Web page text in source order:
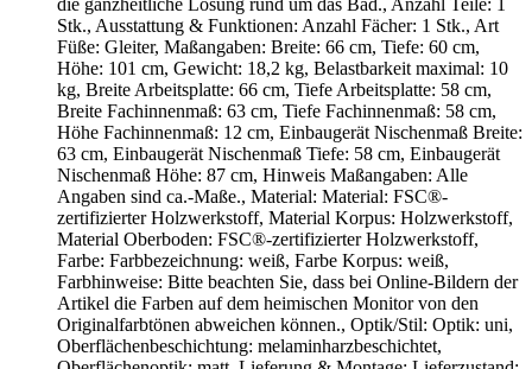
Stk., Ausstattung & Funktionen: Anzahl Fächer: 1 Stk., Art
Füße: Gleiter, Maßangaben: Breite: 66 cm, Tiefe: 60 cm,
Höhe: 101 cm, Gewicht: 18,2 kg, Belastbarkeit maximal: 10
kg, Breite Arbeitsplatte: 66 cm, Tiefe Arbeitsplatte: 58 cm,
Breite Fachinnenmaß: 63 cm, Tiefe Fachinnenmaß: 58 cm,
Höhe Fachinnenmaß: 12 cm, Einbaugerät Nischenmaß Breite:
63 cm, Einbaugerät Nischenmaß Tiefe: 58 cm, Einbaugerät
Nischenmaß Höhe: 87 cm, Hinweis Maßangaben: Alle
Angaben sind ca.-Maße., Material: Material: FSC®-
zertifizierter Holzwerkstoff, Material Korpus: Holzwerkstoff,
Material Oberboden: FSC®-zertifizierter Holzwerkstoff,
Farbe: Farbbezeichnung: weiß, Farbe Korpus: weiß,
Farbhinweise: Bitte beachten Sie, dass bei Online-Bildern der
Artikel die Farben auf dem heimischen Monitor von den
Originalfarbtönen abweichen können., Optik/Stil: Optik: uni,
Oberflächenbeschichtung: melaminharzbeschichtet,